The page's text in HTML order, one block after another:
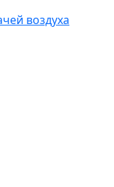
воздуха